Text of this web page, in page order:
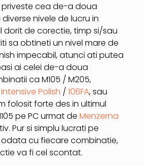
priveste cea de-a doua
nivele de lucru in
dorit de corectie, timp si/sau
sa obtineti un nivel mare de
impecabil, atunci ati putea
ai celei de-a doua
ca M105 / M205,
Polish / 106FA, sau
folosit forte des in ultimul
pe PC urmat de Menzerna
Pur si simplu lucrati pe
cu fiecare combinatie,
va fi cel scontat.